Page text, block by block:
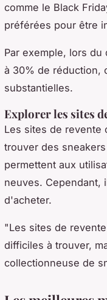
comme le Black
préférées pour être
Par exemple, lors du
à 30% de réduction,
substantielles.
Explorer les sites
Les sites de revente
trouver des
permettent aux
neuves. Cependant,
d'acheter.
"Les sites de
difficiles à trouver,
collectionneuse de